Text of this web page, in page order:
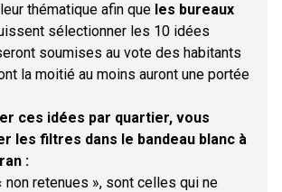
thématique afin que les bureaux
sélectionner les 10 idées
soumises au vote des habitants
la moitié au moins auront une portée
ces idées par quartier, vous
les filtres dans le bandeau blanc à
:
non retenues », sont celles qui ne